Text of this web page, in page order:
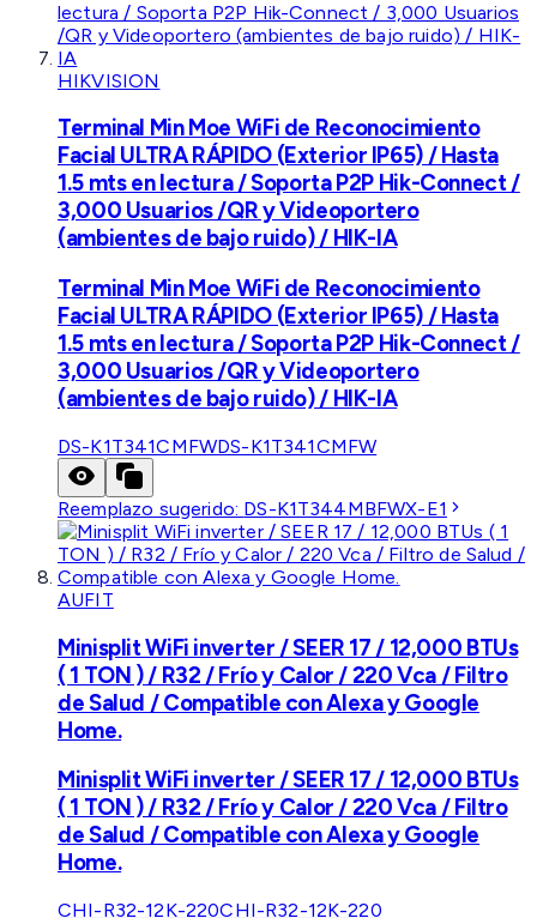
HIKVISION
Terminal Min Moe WiFi de Reconocimiento
Facial ULTRA RÁPIDO (Exterior IP65) / Hasta
1.5 mts en lectura / Soporta P2P Hik-Connect /
3,000 Usuarios /QR y Videoportero
(ambientes de bajo ruido) / HIK-IA
Terminal Min Moe WiFi de Reconocimiento
Facial ULTRA RÁPIDO (Exterior IP65) / Hasta
1.5 mts en lectura / Soporta P2P Hik-Connect /
3,000 Usuarios /QR y Videoportero
(ambientes de bajo ruido) / HIK-IA
DS-K1T341CMFWDS-K1T341CMFW
Reemplazo sugerido: DS-K1T344MBFWX-E1
AUFIT
Minisplit WiFi inverter / SEER 17 / 12,000 BTUs
( 1 TON ) / R32 / Frío y Calor / 220 Vca / Filtro
de Salud / Compatible con Alexa y Google
Home.
Minisplit WiFi inverter / SEER 17 / 12,000 BTUs
( 1 TON ) / R32 / Frío y Calor / 220 Vca / Filtro
de Salud / Compatible con Alexa y Google
Home.
CHI-R32-12K-220CHI-R32-12K-220